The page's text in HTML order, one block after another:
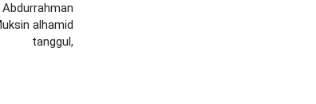
alhamid
tanggul,